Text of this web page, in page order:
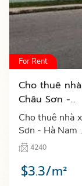
For Rent
Cho thuê
Châu Sơn -...
Cho thuê nhà
Sơn - Hà Nam
4240
$3.3/m²